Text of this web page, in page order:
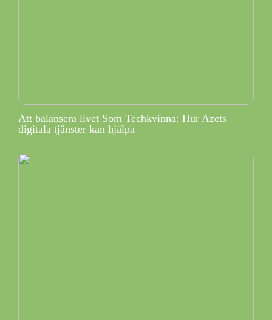
Att balansera livet Som Techkvinna: Hur Azets
digitala tjänster kan hjälpa